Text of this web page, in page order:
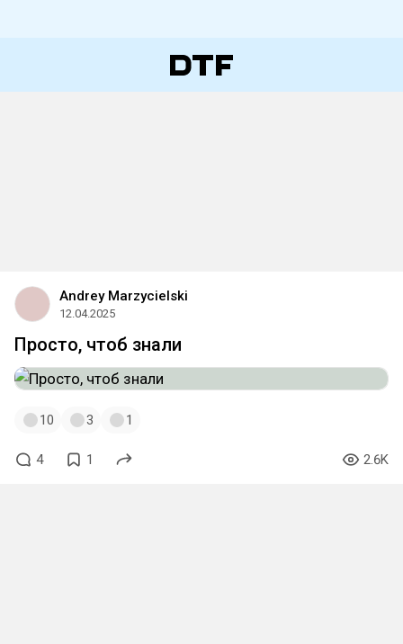
Andrey Marzycielski
12.04.2025
Просто, чтоб знали
10 3 1
4 1 2.6K